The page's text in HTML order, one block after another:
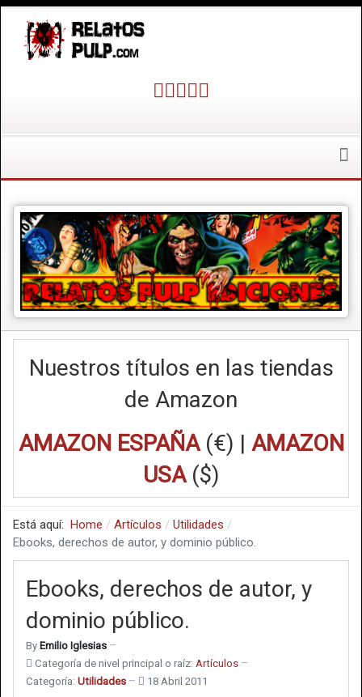
Nuestros títulos en las tiendas
de Amazon
AMAZON ESPAÑA(€) | AMAZON
USA($)
Está aquí: Home Artículos
Utilidades
Ebooks, derechos de autor, y dominio público.
Ebooks, derechos de autor, y
dominio público.
By Emilio Iglesias
Categoría de nivel principal o raíz: Artículos
Categoría: Utilidades 18 Abril 2011